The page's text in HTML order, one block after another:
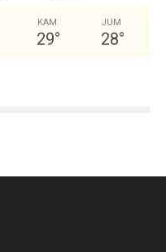
KAM
29°
JUM
28°